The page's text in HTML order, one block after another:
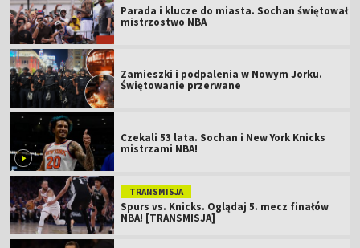
Parada i klucze do miasta. Sochan świętował
mistrzostwo NBA
Zamieszki i podpalenia w Nowym Jorku.
Świętowanie przerwane
Czekali 53 lata. Sochan i New York Knicks
mistrzami NBA!
TRANSMISJA
Spurs vs. Knicks. Oglądaj 5. mecz finałów
NBA! [TRANSMISJA]